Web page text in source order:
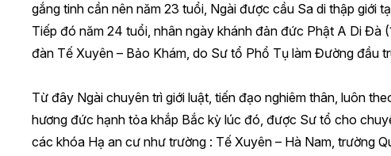
gắng tinh cần nên năm 23 tuổi, Ngài được cầu Sa di thập giới
Tiếp đó năm 24 tuổi, nhân ngày khánh đản đức Phật A Di Đà
đàn Tế Xuyên – Bảo Khám, do Sư tổ Phổ Tụ làm Đường đầu
Từ đây Ngài chuyên trì giới luật, tiến đạo nghiêm thân, luôn
hương đức hạnh tỏa khắp Bắc kỳ lúc đó, được Sư tổ cho
các khóa Hạ an cư như trường : Tế Xuyên – Hà Nam, trường